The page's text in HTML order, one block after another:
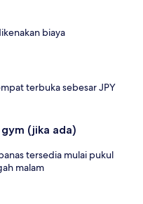
biaya
terbuka sebesar JPY
(jika ada)
tersedia mulai pukul
malam